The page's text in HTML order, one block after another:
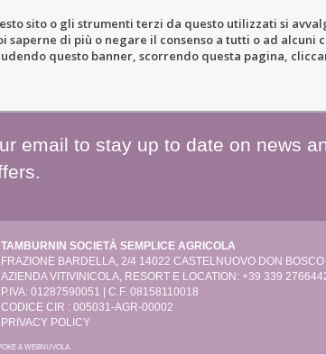
sito o gli strumenti terzi da questo utilizzati si
saperne di più o negare il consenso a tutti o ad alcuni
questo banner, scorrendo questa pagina,
THE ESTATE WINERY
email to stay up to date on news
TAMBURNIN SOCIETÀ SEMPLICE AGRICOLA
FRAZIONE BARDELLA, 2/4 14022 CASTELNUOVO DON BOSCO
AZIENDA VITIVINICOLA, RESORT E LOCATION: +39 339
P.IVA: 01287590051 | C.F. 08158110018
CODICE CIR : 005031-AGR-00002
PRIVACY POLICY
& WEBNUVOLA